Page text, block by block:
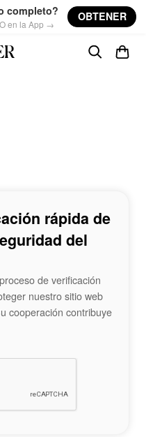
completo?
en la App →
OBTENER
rápida de
del
de verificación
nuestro sitio web
cooperación contribuye